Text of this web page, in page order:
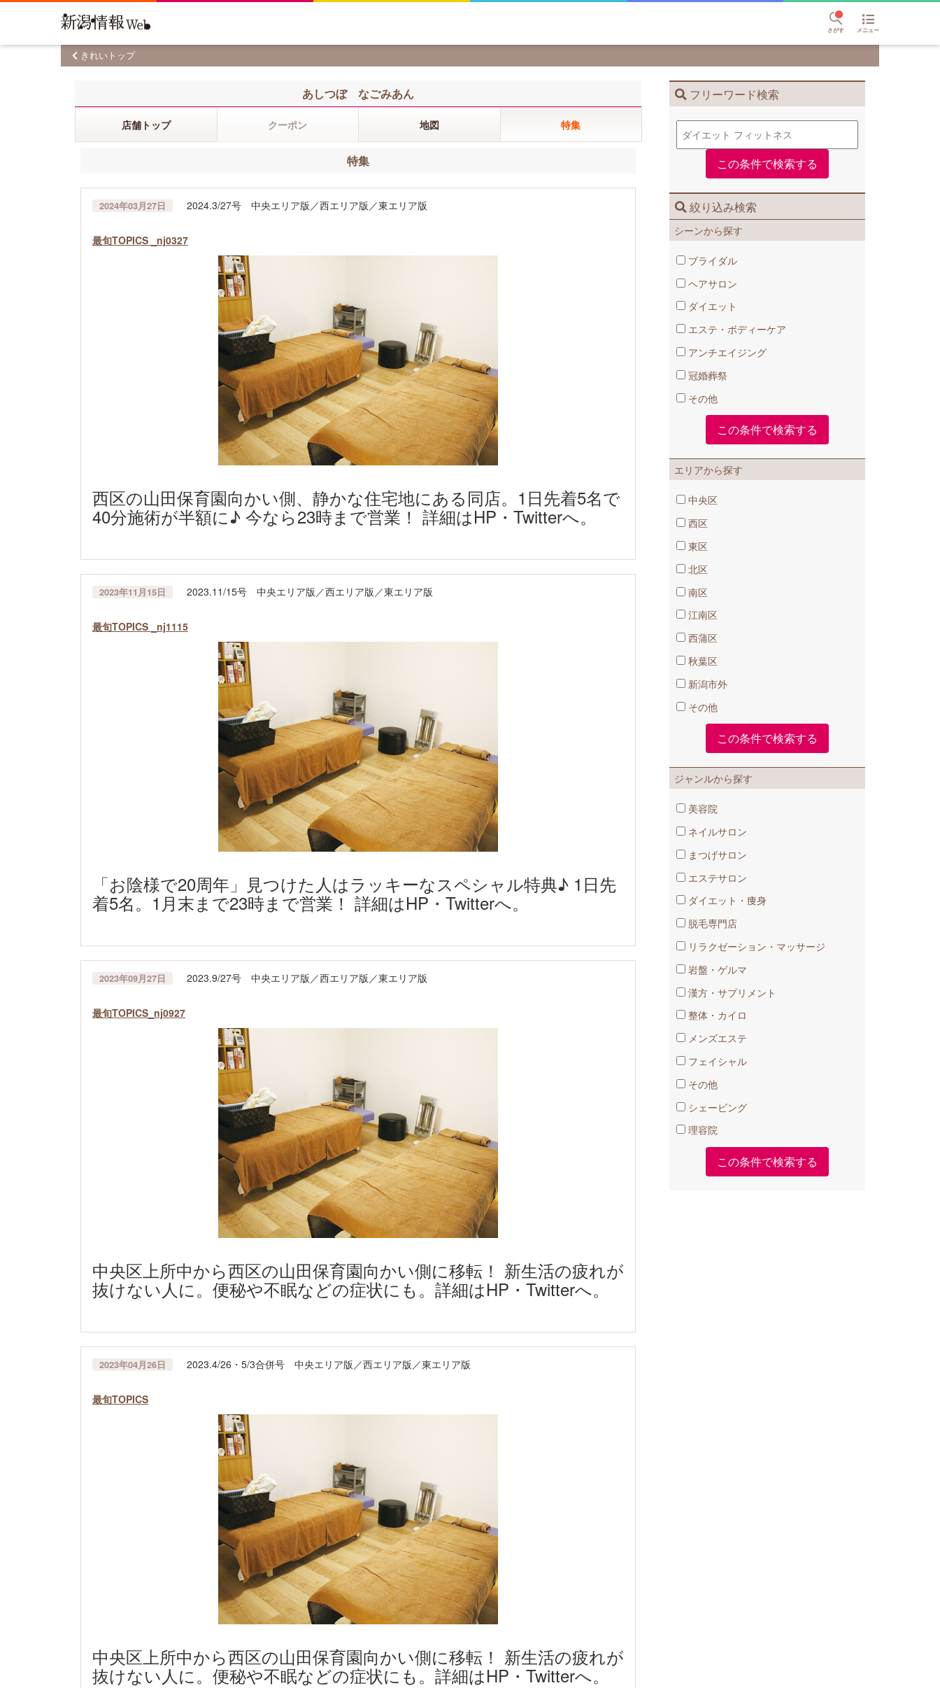
さがす メニュー
きれいトップ
フリーワード検索
絞り込み検索
シーンから探す
ブライダル
ヘアサロン
ダイエット
エステ・ボディーケア
アンチエイジング
冠婚葬祭
その他
エリアから探す
中央区
西区
東区
北区
南区
江南区
西蒲区
秋葉区
新潟市外
その他
ジャンルから探す
美容院
ネイルサロン
まつげサロン
エステサロン
ダイエット・痩身
脱毛専門店
リラクゼーション・マッサージ
岩盤・ゲルマ
漢方・サプリメント
整体・カイロ
メンズエステ
フェイシャル
その他
シェービング
理容院
あしつぼ なごみあん
店舗トップ クーポン 地図 特集
特集
2024年03月27日 2024.3/27号 中央エリア版／西エリア版／東エリア版
最旬TOPICS _nj0327
西区の山田保育園向かい側、静かな住宅地にある同店。1日先着5名で
40分施術が半額に♪ 今なら23時まで営業！ 詳細はHP・Twitterへ。
2023年11月15日 2023.11/15号 中央エリア版／西エリア版／東エリア版
最旬TOPICS _nj1115
「お陰様で20周年」見つけた人はラッキーなスペシャル特典♪ 1日先
着5名。1月末まで23時まで営業！ 詳細はHP・Twitterへ。
2023年09月27日 2023.9/27号 中央エリア版／西エリア版／東エリア版
最旬TOPICS_nj0927
中央区上所中から西区の山田保育園向かい側に移転！ 新生活の疲れが
抜けない人に。便秘や不眠などの症状にも。詳細はHP・Twitterへ。
2023年04月26日 2023.4/26・5/3合併号 中央エリア版／西エリア版／東エリア版
最旬TOPICS
中央区上所中から西区の山田保育園向かい側に移転！ 新生活の疲れが
抜けない人に。便秘や不眠などの症状にも。詳細はHP・Twitterへ。